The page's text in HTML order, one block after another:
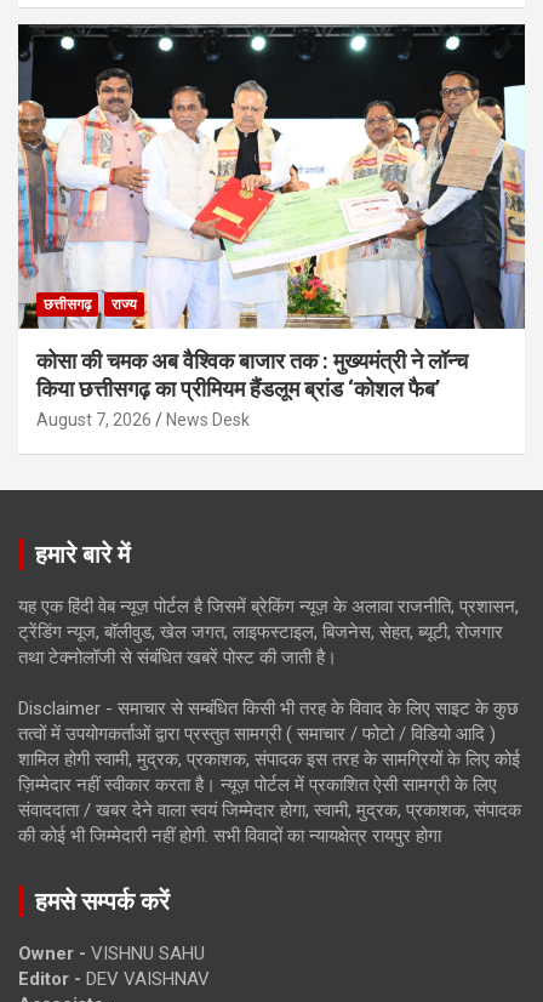
छत्तीसगढ़ राज्य
कोसा की चमक अब वैश्विक बाजार तक : मुख्यमंत्री ने लॉन्च
किया छत्तीसगढ़ का प्रीमियम हैंडलूम ब्रांड ‘कोशल फैब’
August 7, 2026 News Desk
हमारे बारे में
यह एक हिंदी वेब न्यूज़ पोर्टल है जिसमें ब्रेकिंग न्यूज़ के अलावा राजनीति, प्रशासन,
ट्रेंडिंग न्यूज, बॉलीवुड, खेल जगत, लाइफस्टाइल, बिजनेस, सेहत, ब्यूटी, रोजगार
तथा टेक्नोलॉजी से संबंधित खबरें पोस्ट की जाती है।
Disclaimer - समाचार से सम्बंधित किसी भी तरह के विवाद के लिए साइट के कुछ
तत्वों में उपयोगकर्ताओं द्वारा प्रस्तुत सामग्री ( समाचार / फोटो / विडियो आदि )
शामिल होगी स्वामी, मुद्रक, प्रकाशक, संपादक इस तरह के सामग्रियों के लिए कोई
ज़िम्मेदार नहीं स्वीकार करता है। न्यूज़ पोर्टल में प्रकाशित ऐसी सामग्री के लिए
संवाददाता / खबर देने वाला स्वयं जिम्मेदार होगा, स्वामी, मुद्रक, प्रकाशक, संपादक
की कोई भी जिम्मेदारी नहीं होगी. सभी विवादों का न्यायक्षेत्र रायपुर होगा
हमसे सम्पर्क करें
Owner - VISHNU SAHU
Editor - DEV VAISHNAV